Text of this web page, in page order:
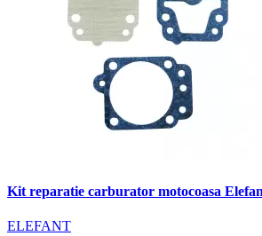
Kit reparatie carburator motocoasa
ELEFANT